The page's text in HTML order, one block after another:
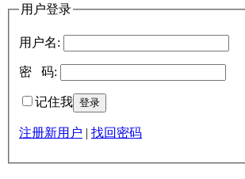
用户登录
用户名:
密 码:
记住我
注册新用户 找回密码